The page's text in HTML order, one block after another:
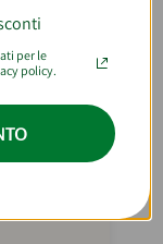
per le
policy.